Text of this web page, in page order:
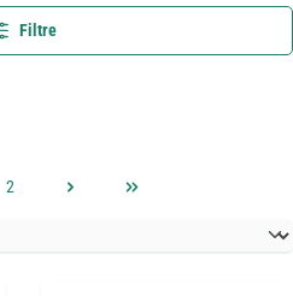
Filtre
Page
2